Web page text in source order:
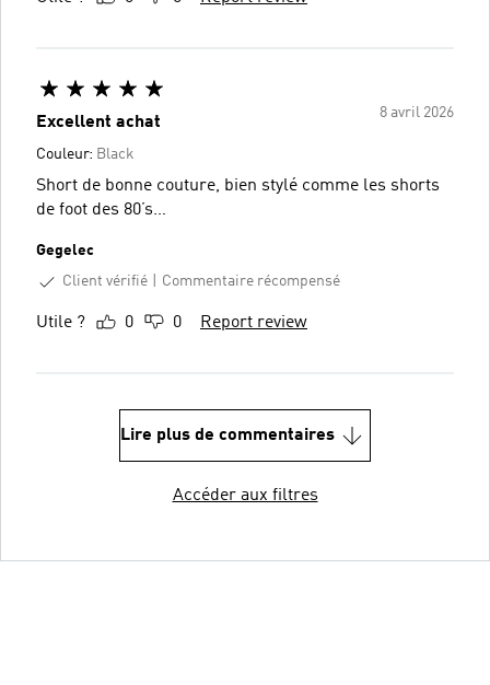
8 avril 2026
Excellent achat
Couleur: Black
Short de bonne couture, bien stylé comme les shorts
de foot des 80’s…
Gegelec
Client vérifié
Commentaire récompensé
Utile ? 0 0 Report review
Lire plus de commentaires
Accéder aux filtres